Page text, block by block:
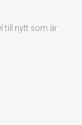
till nytt som är